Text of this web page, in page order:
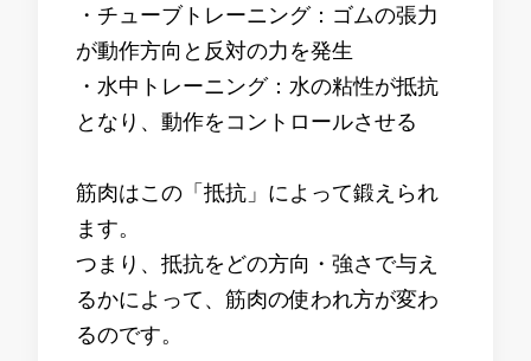
・チューブトレーニング：ゴムの張力
が動作方向と反対の力を発生
・水中トレーニング：水の粘性が抵抗
となり、動作をコントロールさせる
筋肉はこの「抵抗」によって鍛えられ
ます。
つまり、抵抗をどの方向・強さで与え
るかによって、筋肉の使われ方が変わ
るのです。